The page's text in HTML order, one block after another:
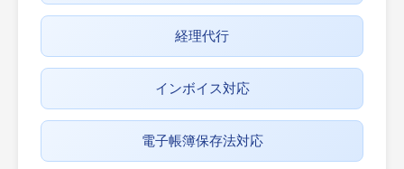
経理代行
インボイス対応
電子帳簿保存法対応